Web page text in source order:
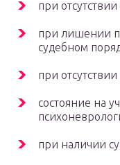
при
при лишении
судебном
при
состояние на
при наличии